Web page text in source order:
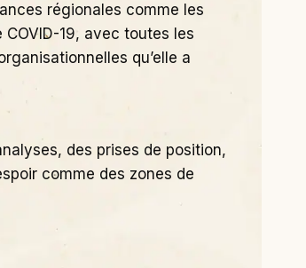
régionales comme les
COVID-19, avec toutes les
qu’elle a
des prises de position,
comme des zones de